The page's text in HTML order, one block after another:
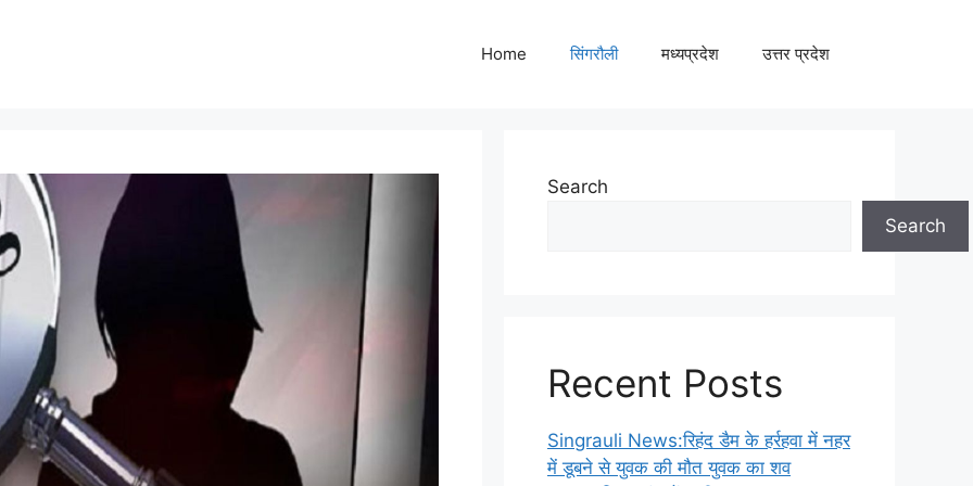
Home सिंगरौली मध्यप्रदेश उत्तर प्रदेश
Search
Search
Recent Posts
Singrauli News:रिहंद डैम के हर्रहवा में नहर
में डूबने से युवक की मौत युवक का शव